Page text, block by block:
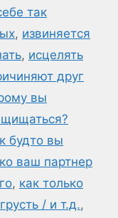
так
, извиняется
, исцелять
друг
вы
будто вы
ваш партнер
, как только
/ и т.д.,